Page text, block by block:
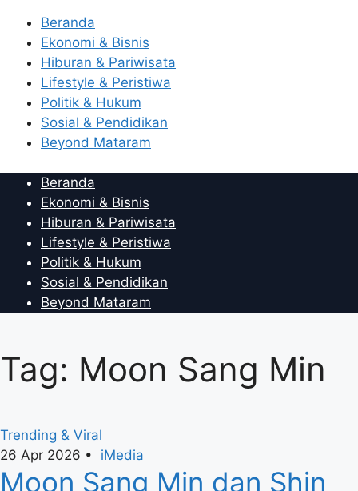
Beranda
Ekonomi & Bisnis
Hiburan & Pariwisata
Lifestyle & Peristiwa
Politik & Hukum
Sosial & Pendidikan
Beyond Mataram
Beranda
Ekonomi & Bisnis
Hiburan & Pariwisata
Lifestyle & Peristiwa
Politik & Hukum
Sosial & Pendidikan
Beyond Mataram
Tag: Moon Sang Min
Trending & Viral
26 Apr 2026 • iMedia
Moon Sang Min dan Shin